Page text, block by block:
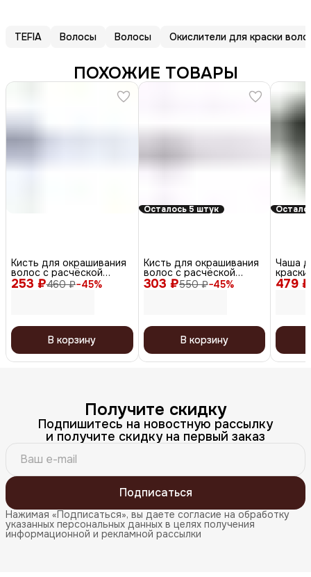
TEFIA Волосы Волосы Окислители для краски
ПОХОЖИЕ ТОВАРЫ
253 ₽460 ₽−45%
Кисть для окрашивания
волос с расчёской
JPP049, голубой, черная
щетина
В корзину
Осталось 5 штук
303 ₽550 ₽−45%
Кисть для окрашивания
волос с расчёской
JPP049M-1, серый
В корзину
479 ₽
Чаша
Получите скидку
Подпишитесь на новостную рассылку
и получите скидку на первый заказ
Подписаться
Нажимая «Подписаться», вы даете согласие на обработку
указанных персональных данных в целях получения
информационной и рекламной рассылки